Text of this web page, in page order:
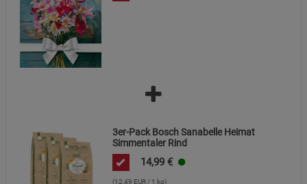
3er-Pack Bosch Sanabelle Heimat
Simmentaler Rind
14,99 €
(12,49 EUR / 1 kg)
Cookie-Informationen